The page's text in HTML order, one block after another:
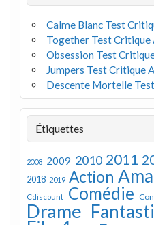
Calme Blanc Test
Together Test Critique
Obsession Test
Jumpers Test Critique
Descente Mortelle
Étiquettes
2008 2009 2010 2011
2018 2019 Action
Cdiscount Comédie
Drame